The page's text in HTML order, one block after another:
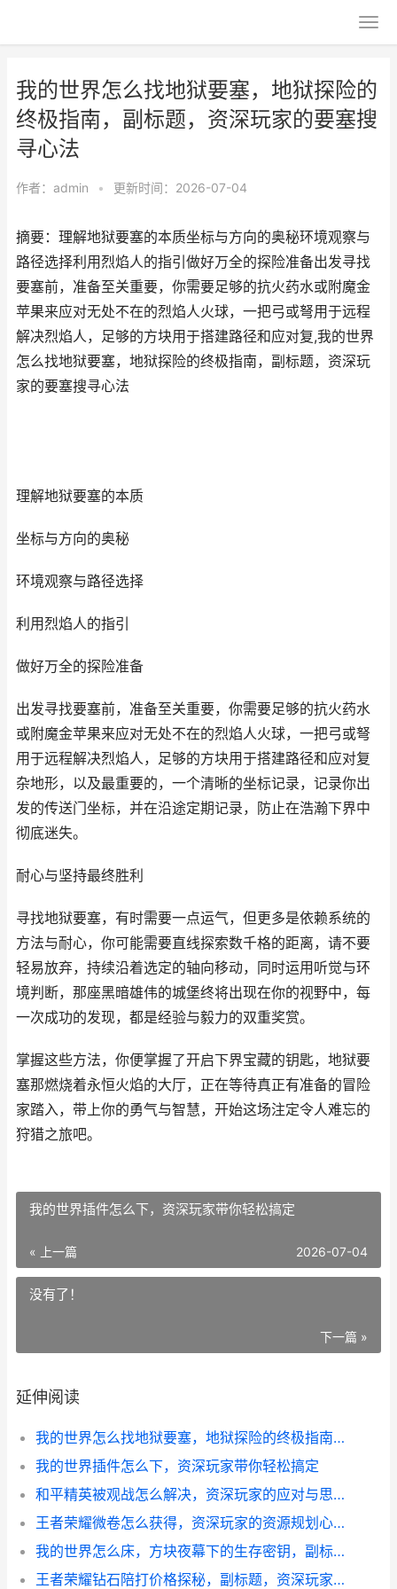
我的世界怎么找地狱要塞，地狱探险的
终极指南，副标题，资深玩家的要塞搜
寻心法
作者： admin • 更新时间：2026-07-04
摘要：理解地狱要塞的本质坐标与方向的奥秘环境观察与
路径选择利用烈焰人的指引做好万全的探险准备出发寻找
要塞前，准备至关重要，你需要足够的抗火药水或附魔金
苹果来应对无处不在的烈焰人火球，一把弓或弩用于远程
解决烈焰人，足够的方块用于搭建路径和应对复,我的世界
怎么找地狱要塞，地狱探险的终极指南，副标题，资深玩
家的要塞搜寻心法
理解地狱要塞的本质
坐标与方向的奥秘
环境观察与路径选择
利用烈焰人的指引
做好万全的探险准备
出发寻找要塞前，准备至关重要，你需要足够的抗火药水
或附魔金苹果来应对无处不在的烈焰人火球，一把弓或弩
用于远程解决烈焰人，足够的方块用于搭建路径和应对复
杂地形，以及最重要的，一个清晰的坐标记录，记录你出
发的传送门坐标，并在沿途定期记录，防止在浩瀚下界中
彻底迷失。
耐心与坚持最终胜利
寻找地狱要塞，有时需要一点运气，但更多是依赖系统的
方法与耐心，你可能需要直线探索数千格的距离，请不要
轻易放弃，持续沿着选定的轴向移动，同时运用听觉与环
境判断，那座黑暗雄伟的城堡终将出现在你的视野中，每
一次成功的发现，都是经验与毅力的双重奖赏。
掌握这些方法，你便掌握了开启下界宝藏的钥匙，地狱要
塞那燃烧着永恒火焰的大厅，正在等待真正有准备的冒险
家踏入，带上你的勇气与智慧，开始这场注定令人难忘的
狩猎之旅吧。
我的世界插件怎么下，资深玩家带你轻松搞定
« 上一篇 2026-07-04
没有了！
下一篇 »
延伸阅读
我的世界怎么找地狱要塞，地狱探险的终极指南，副标题，资深玩家的要塞搜寻心法
我的世界插件怎么下，资深玩家带你轻松搞定
和平精英被观战怎么解决，资深玩家的应对与思考之道
王者荣耀微卷怎么获得，资深玩家的资源规划心得
我的世界怎么床，方块夜幕下的生存密钥，副标题，从羊毛到美梦的奇幻旅程
王者荣耀钻石陪打价格探秘，副标题，资深玩家带你算清这笔账